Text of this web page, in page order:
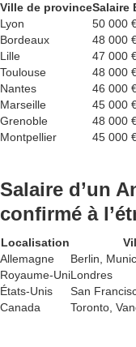
Ville de provinceSalaire
Lyon
50 000
Bordeaux
48 000
Lille
47 000
Toulouse
48 000
Nantes
46 000
Marseille
45 000
Grenoble
48 000
Montpellier
45 000
Salaire d’un
confirmé à
Localisation
Allemagne
Berlin,
Royaume-UniLondres
États-Unis
San
Canada
Toronto,